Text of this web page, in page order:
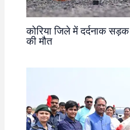
कोरिया जिले में दर्दनाक
की मौत